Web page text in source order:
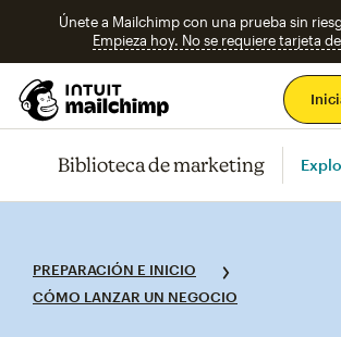
Únete a Mailchimp con una prueba sin
Empieza hoy. No se requiere tarjeta
Biblioteca de marketing
PREPARACIÓN E INICIO
CÓMO LANZAR UN NEGOCIO